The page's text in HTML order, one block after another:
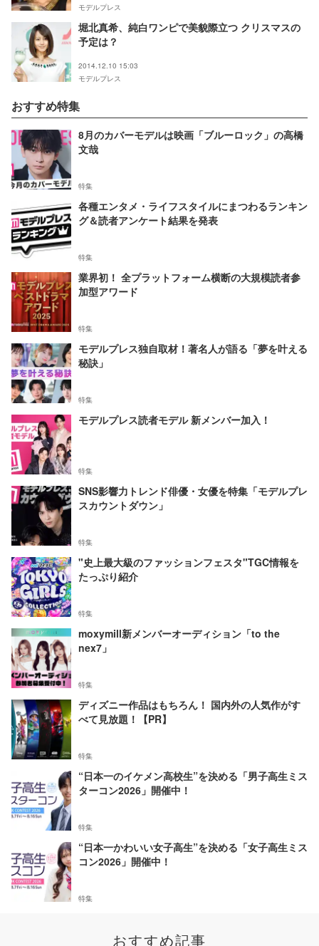
モデルプレス
堀北真希、純白ワンピで美貌際立つ クリスマスの
予定は？
2014.12.10 15:03
モデルプレス
おすすめ特集
8月のカバーモデルは映画「ブルーロック」の高橋
文哉
特集
各種エンタメ・ライフスタイルにまつわるランキン
グ＆読者アンケート結果を発表
特集
業界初！ 全プラットフォーム横断の大規模読者参
加型アワード
特集
モデルプレス独自取材！著名人が語る「夢を叶える
秘訣」
特集
モデルプレス読者モデル 新メンバー加入！
特集
SNS影響力トレンド俳優・女優を特集「モデルプレ
スカウントダウン」
特集
"史上最大級のファッションフェスタ"TGC情報を
たっぷり紹介
特集
moxymill新メンバーオーディション「to the
nex7」
特集
ディズニー作品はもちろん！ 国内外の人気作がす
べて見放題！【PR】
特集
“日本一のイケメン高校生”を決める「男子高生ミス
ターコン2026」開催中！
特集
“日本一かわいい女子高生”を決める「女子高生ミス
コン2026」開催中！
特集
おすすめ記事